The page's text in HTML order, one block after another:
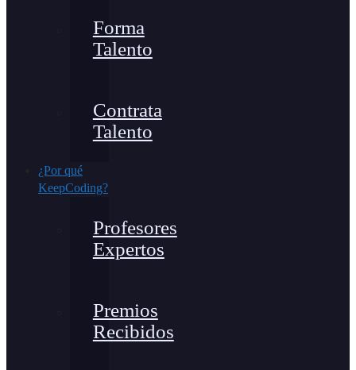
Forma
Talento
Contrata
Talento
¿Por qué
KeepCoding?
Profesores
Expertos
Premios
Recibidos